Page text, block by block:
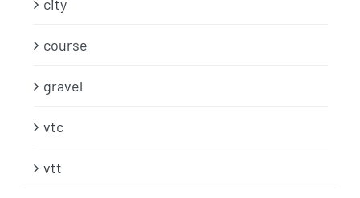
city
course
gravel
vtc
vtt